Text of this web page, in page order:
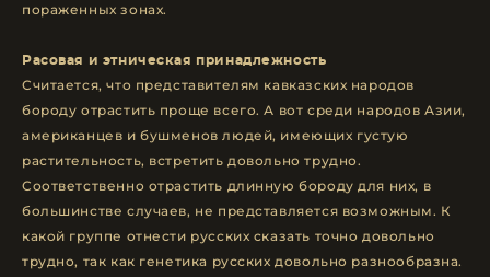
пораженных зонах.
Расовая и этническая принадлежность
Считается, что представителям кавказских народов
бороду отрастить проще всего. А вот среди народов Азии,
американцев и бушменов людей, имеющих густую
растительность, встретить довольно трудно.
Соответственно отрастить длинную бороду для них, в
большинстве случаев, не представляется возможным. К
какой группе отнести русских сказать точно довольно
трудно, так как генетика русских довольно разнообразна.